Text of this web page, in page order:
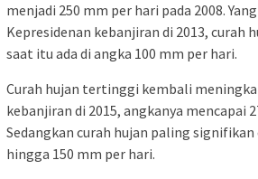
menjadi 250 mm per hari pada 2008.
Kepresidenan kebanjiran di 2013, curah
saat itu ada di angka 100 mm per hari.
Curah hujan tertinggi kembali
kebanjiran di 2015, angkanya mencapai
Sedangkan curah hujan paling signifikan
hingga 150 mm per hari.